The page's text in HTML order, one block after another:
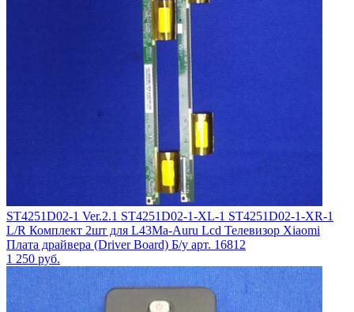
ST4251D02-1 Ver.2.1 ST4251D02-1-XL-1 ST4251D02-1-XR-1
L/R Комплект 2шт для L43Ma-Auru Lcd Телевизор Xiaomi
Плата драйвера (Driver Board) Б/у арт. 16812
1 250 руб.